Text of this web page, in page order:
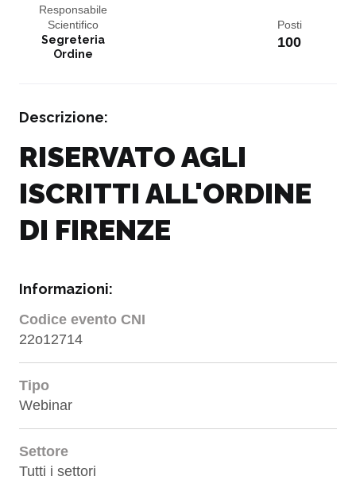
Responsabile
Scientifico
Segreteria
Ordine
Posti
100
Descrizione:
RISERVATO AGLI
ISCRITTI ALL'ORDINE
DI FIRENZE
Informazioni:
Codice evento CNI
22o12714
Tipo
Webinar
Settore
Tutti i settori